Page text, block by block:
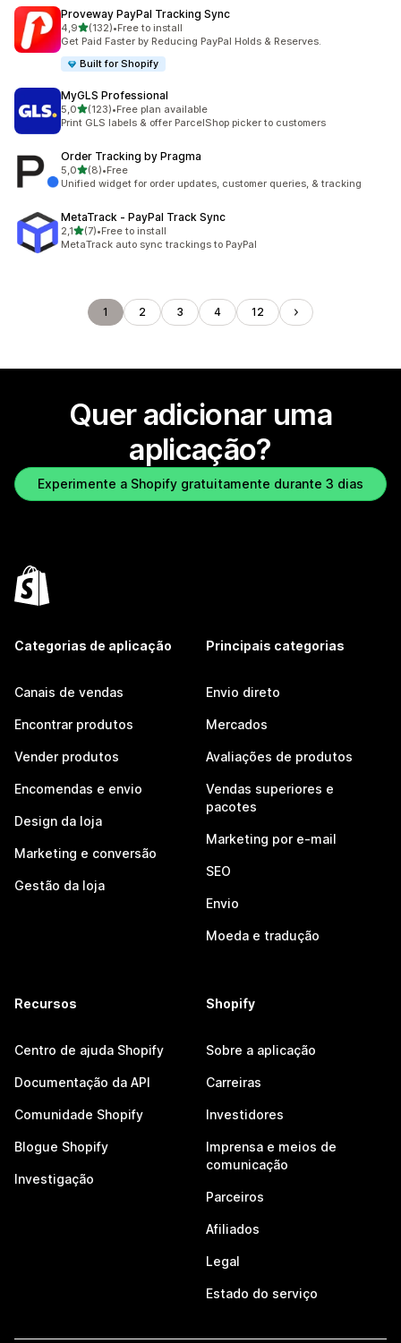
Proveway PayPal Tracking Sync
4,9de 5 estrelas
(132)
132 total de avaliações
•Free to install
Get Paid Faster by Reducing PayPal Holds & Reserves.
Built for Shopify
MyGLS Professional
5,0de 5 estrelas
(123)
123 total de avaliações
•Free plan available
Print GLS labels & offer ParcelShop picker to customers
Order Tracking by Pragma
5,0de 5 estrelas
(8)
8 total de avaliações
•Free
Unified widget for order updates, customer queries, & tracking
MetaTrack ‑ PayPal Track Sync
2,1de 5 estrelas
(7)
7 total de avaliações
•Free to install
MetaTrack auto sync trackings to PayPal
1 2 3 4 12
Quer adicionar uma
aplicação?
Experimente a Shopify gratuitamente durante 3 dias
Categorias de aplicação
Canais de vendas
Encontrar produtos
Vender produtos
Encomendas e envio
Design da loja
Marketing e conversão
Gestão da loja
Principais categorias
Envio direto
Mercados
Avaliações de produtos
Vendas superiores e
pacotes
Marketing por e-mail
SEO
Envio
Moeda e tradução
Recursos
Centro de ajuda Shopify
Documentação da API
Comunidade Shopify
Blogue Shopify
Investigação
Shopify
Sobre a aplicação
Carreiras
Investidores
Imprensa e meios de
comunicação
Parceiros
Afiliados
Legal
Estado do serviço